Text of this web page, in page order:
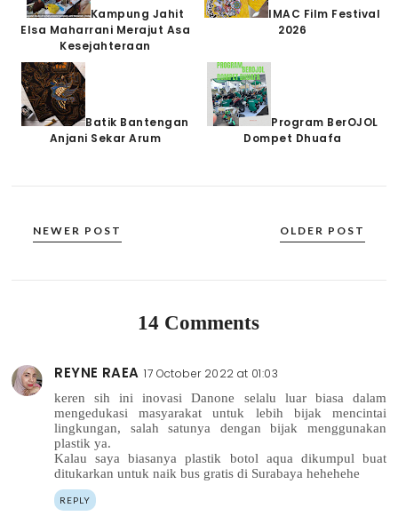
Kampung Jahit
Elsa Maharrani Merajut Asa
Kesejahteraan
IMAC Film Festival
2026
Batik Bantengan
Anjani Sekar Arum
Program BerOJOL
Dompet Dhuafa
NEWER POST OLDER POST
14 Comments
REYNE RAEA 17 October 2022 at 01:03
keren sih ini inovasi Danone selalu luar biasa dalam
mengedukasi masyarakat untuk lebih bijak mencintai
lingkungan, salah satunya dengan bijak menggunakan
plastik ya.
Kalau saya biasanya plastik botol aqua dikumpul buat
ditukarkan untuk naik bus gratis di Surabaya hehehehe
REPLY